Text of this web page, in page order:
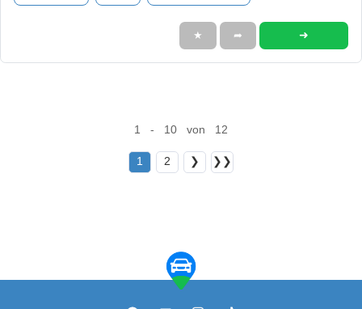
★ ➦ ➜
1 - 10 von 12
1 2 ❯ ❯❯